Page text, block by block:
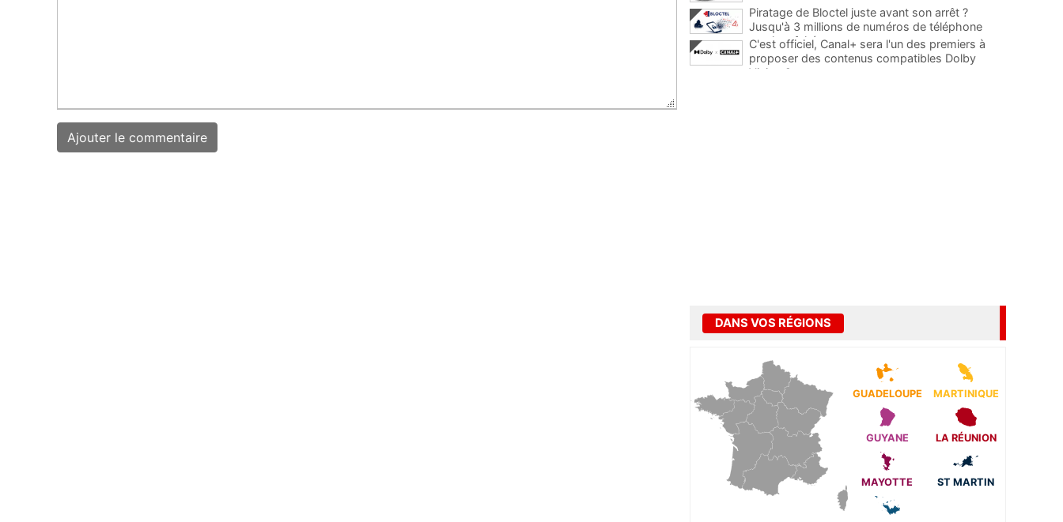
Piratage de Bloctel juste avant son arrêt ?
Jusqu'à 3 millions de numéros de téléphone
auraient fuité
C'est officiel, Canal+ sera l'un des premiers à
proposer des contenus compatibles Dolby
Vision 2
DANS VOS RÉGIONS
GUADELOUPE MARTINIQUE
GUYANE LA RÉUNION
MAYOTTE ST MARTIN